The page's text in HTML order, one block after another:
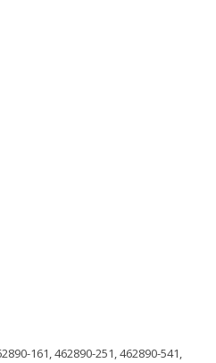
161, 462890-251, 462890-541,